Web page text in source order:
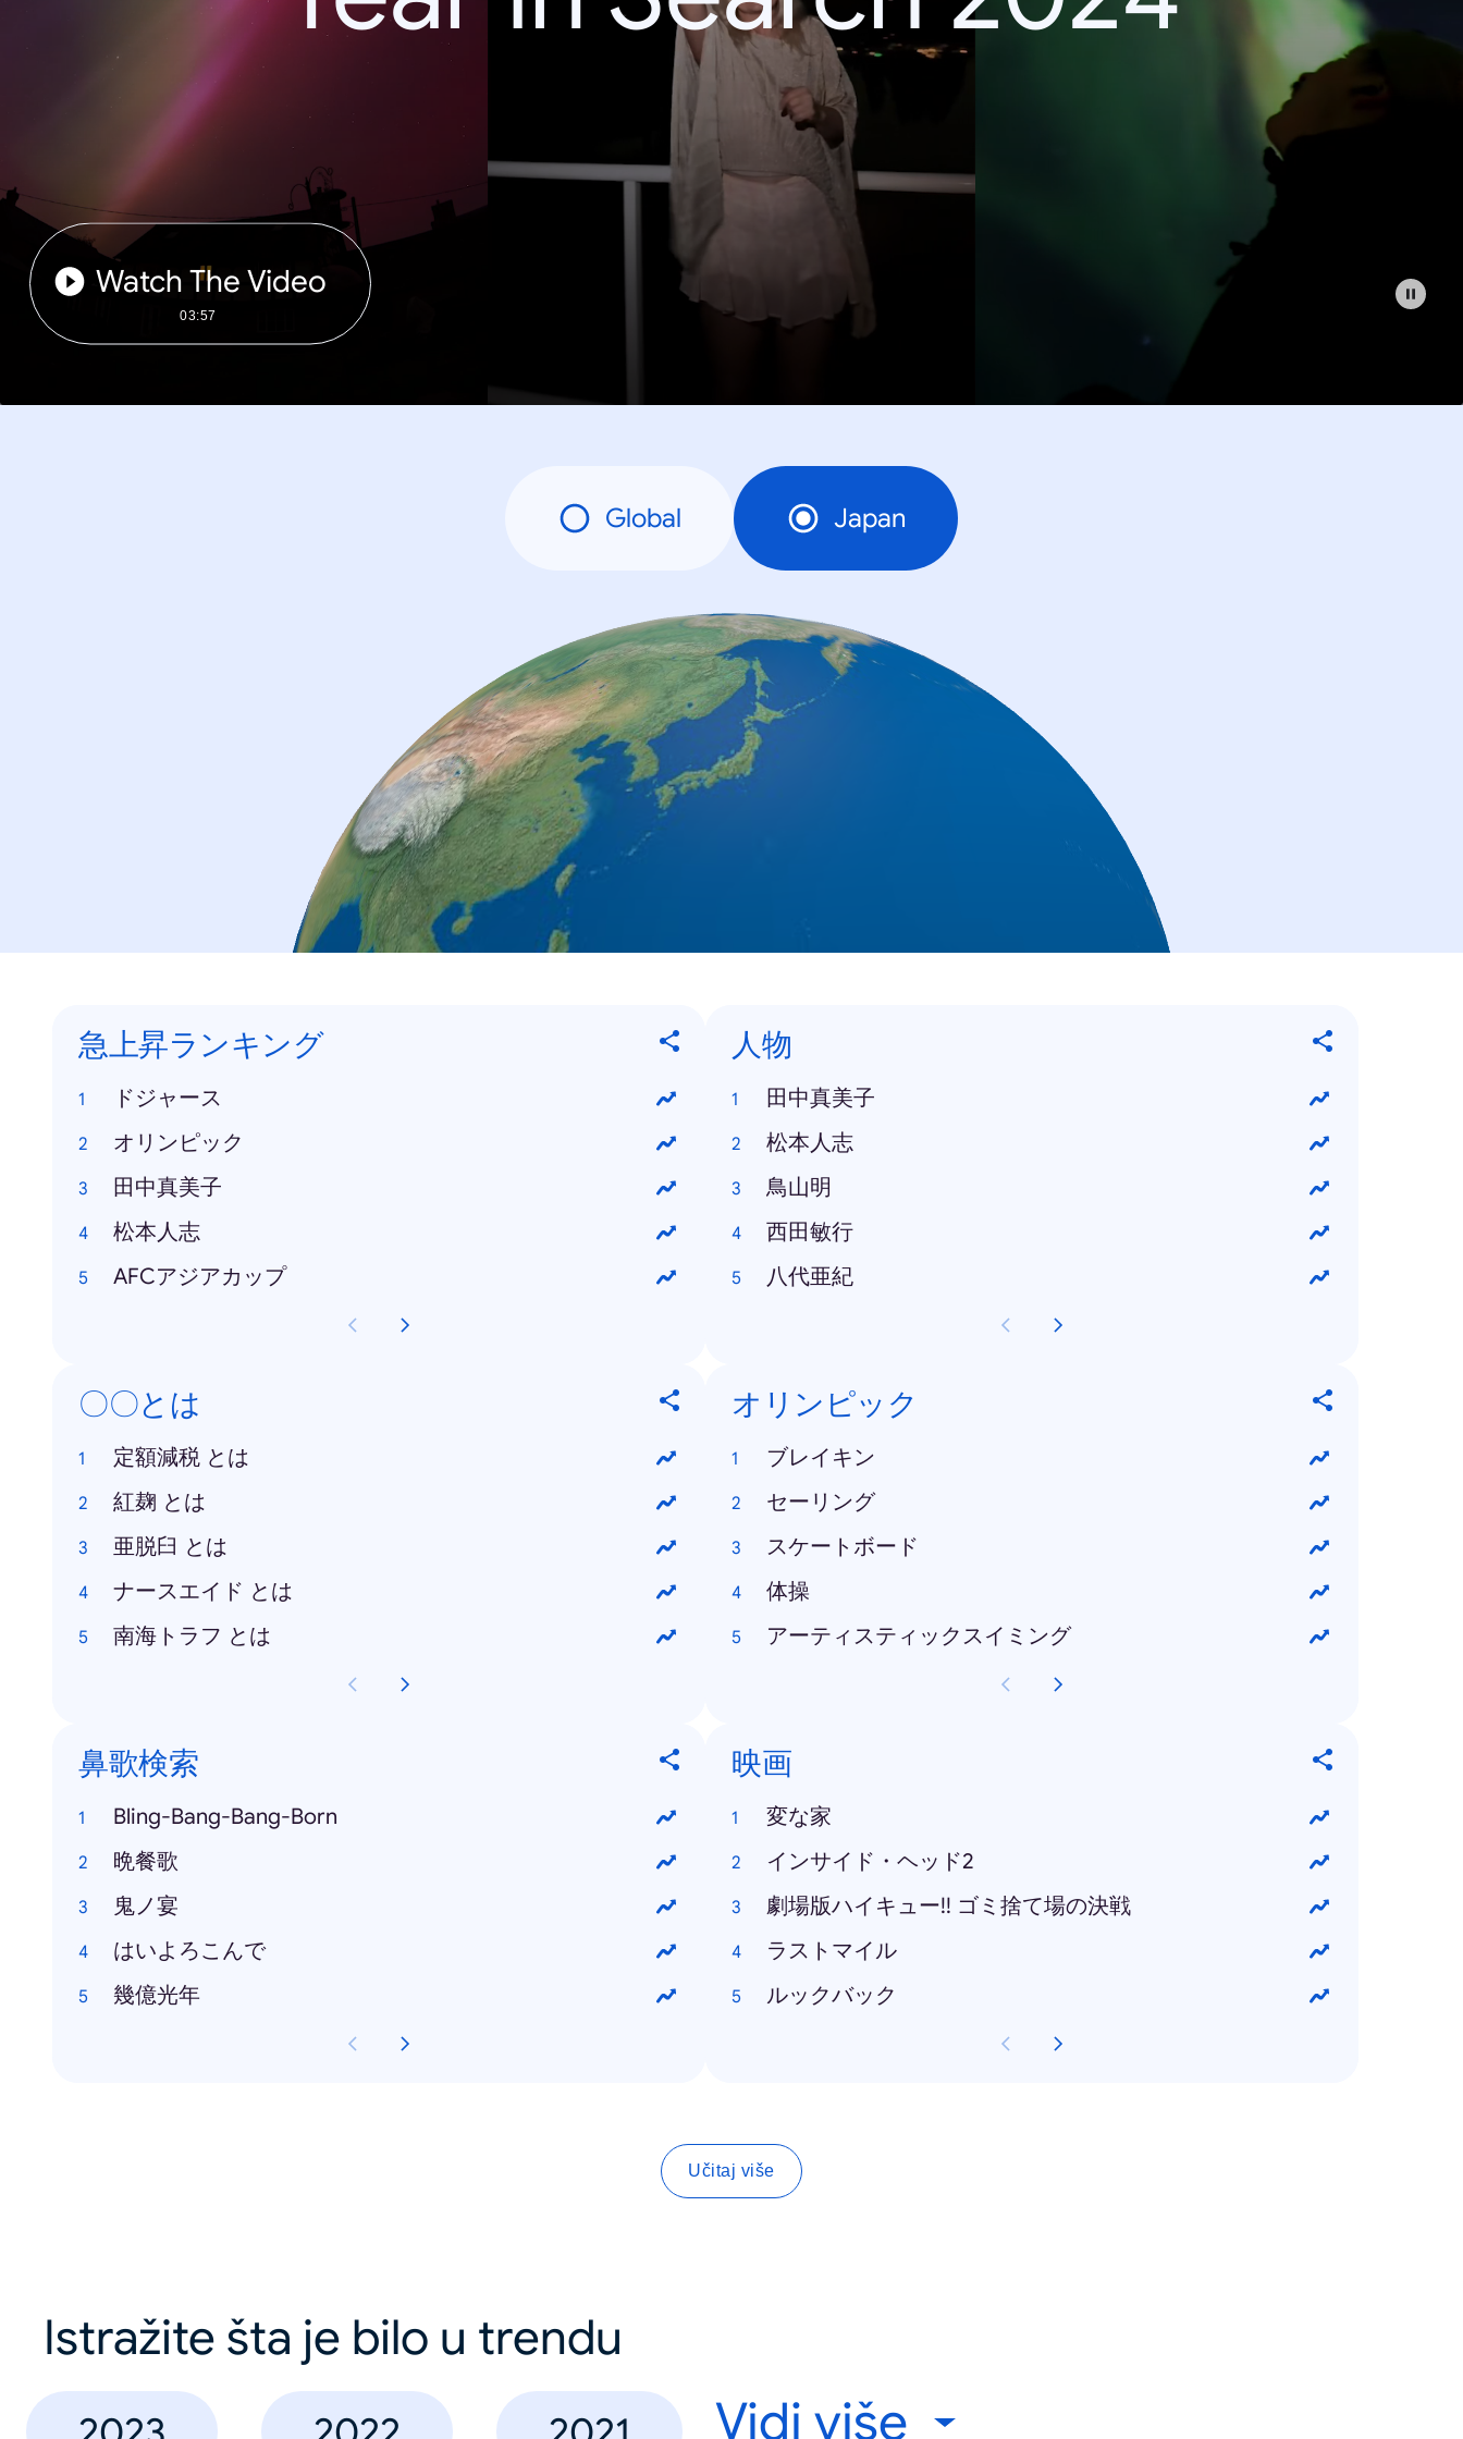
Watch The Video
03:57
Global Japan
急上昇ランキング
ドジャース
オリンピック
田中真美子
松本人志
AFCアジアカップ
人物
田中真美子
松本人志
鳥山明
西田敏行
八代亜紀
〇〇とは
定額減税 とは
紅麹 とは
亜脱臼 とは
ナースエイド とは
南海トラフ とは
オリンピック
ブレイキン
セーリング
スケートボード
体操
アーティスティックスイミング
鼻歌検索
Bling-Bang-Bang-Born
晩餐歌
鬼ノ宴
はいよろこんで
幾億光年
映画
変な家
インサイド・ヘッド2
劇場版ハイキュー!! ゴミ捨て場の決戦
ラストマイル
ルックバック
Učitaj više
Istražite šta je bilo u trendu
Vidi više